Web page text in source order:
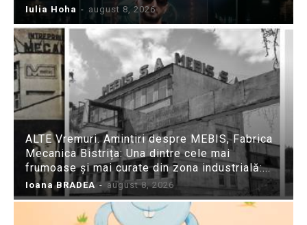
Iulia Hoha - august 8, 2026
ALTE Vremuri. Amintiri despre MEBIS, Fabrica
Mecanica Bistrița: Una dintre cele mai
frumoase și mai curate din zona industrială:...
Ioana BRADEA - august 8, 2026